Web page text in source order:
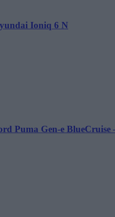
Ioniq 6 N
Puma Gen-e